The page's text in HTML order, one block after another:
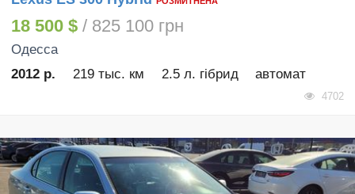
18 500 $ / 825 100 грн
Одесса
2012 р.
219 тыс. км 2.5 л. гібрид автомат
4702